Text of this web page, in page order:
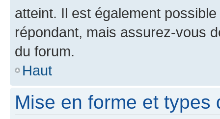
atteint. Il est également
répondant, mais assurez-vous
du forum.
Haut
Mise en forme et types